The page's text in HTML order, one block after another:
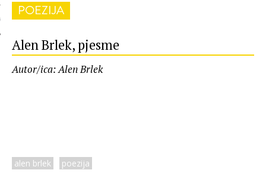
POEZIJA
Alen Brlek, pjesme
Autor/ica: Alen Brlek
alen brlek poezija